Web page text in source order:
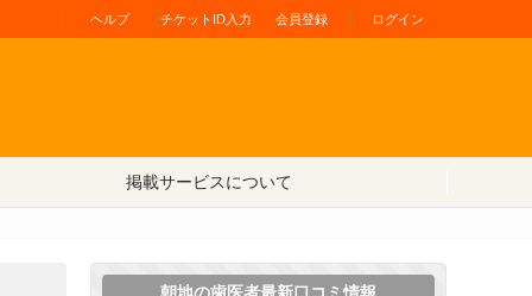
ヘルプ チケットID入力 会員登録 ログイン
掲載サービスについて